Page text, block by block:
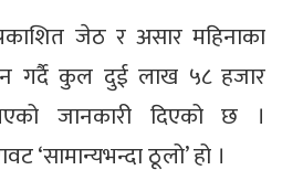
जेठ र असार महिनाका
गर्दै कुल दुई लाख ५८ हजार
जानकारी दिएको छ ।
‘सामान्यभन्दा ठूलो’ हो ।